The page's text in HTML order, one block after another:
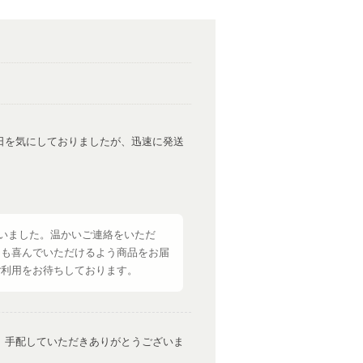
気にしておりましたが、迅速に発送
ました。温かいご連絡をいただ
喜んでいただけるよう商品をお届
用をお待ちしております。
配していただきありがとうございま